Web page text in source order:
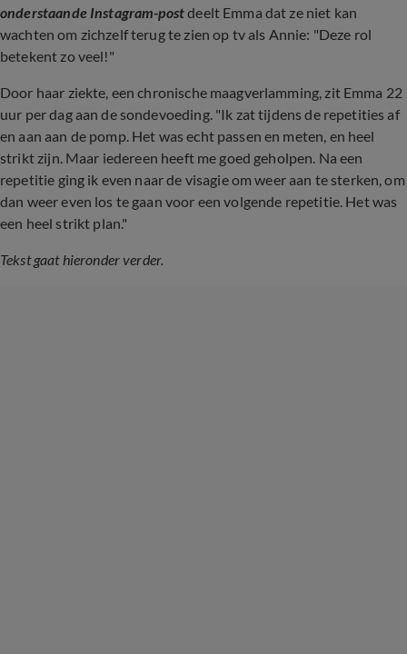
onderstaande Instagram-postdeelt Emma dat ze niet kan
wachten om zichzelf terug te zien op tv als Annie: "Deze rol
betekent zo veel!"
Door haar ziekte, een chronische maagverlamming, zit Emma 22
uur per dag aan de sondevoeding. "Ik zat tijdens de repetities af
en aan aan de pomp. Het was echt passen en meten, en heel
strikt zijn. Maar iedereen heeft me goed geholpen. Na een
repetitie ging ik even naar de visagie om weer aan te sterken, om
dan weer even los te gaan voor een volgende repetitie. Het was
een heel strikt plan."
Tekst gaat hieronder verder.